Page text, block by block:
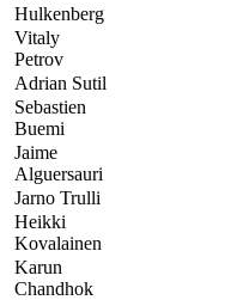
Hulkenberg
Vitaly
Petrov
Adrian Sutil
Sebastien
Buemi
Jaime
Alguersauri
Jarno Trulli
Heikki
Kovalainen
Karun
Chandhok